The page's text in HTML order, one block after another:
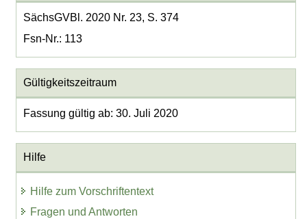
SächsGVBl. 2020 Nr. 23, S. 374
Fsn-Nr.: 113
Gültigkeitszeitraum
Fassung gültig ab: 30. Juli 2020
Hilfe
Hilfe zum Vorschriftentext
Fragen und Antworten